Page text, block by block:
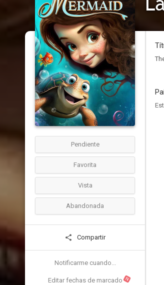
Pendiente
Favorita
Vista
Abandonada
Compartir
Notificarme cuando...
Editar fechas de marcado N